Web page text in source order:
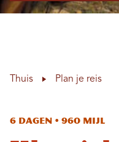
Thuis Plan je reis
6 dagen • 960 mijl